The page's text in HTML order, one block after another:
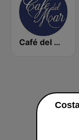
Café del Mar Chill